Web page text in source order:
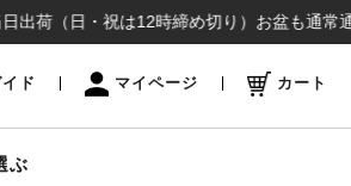
・祝は12時締め切り）お盆も通常通り出
ド マイページ カート
ぶ